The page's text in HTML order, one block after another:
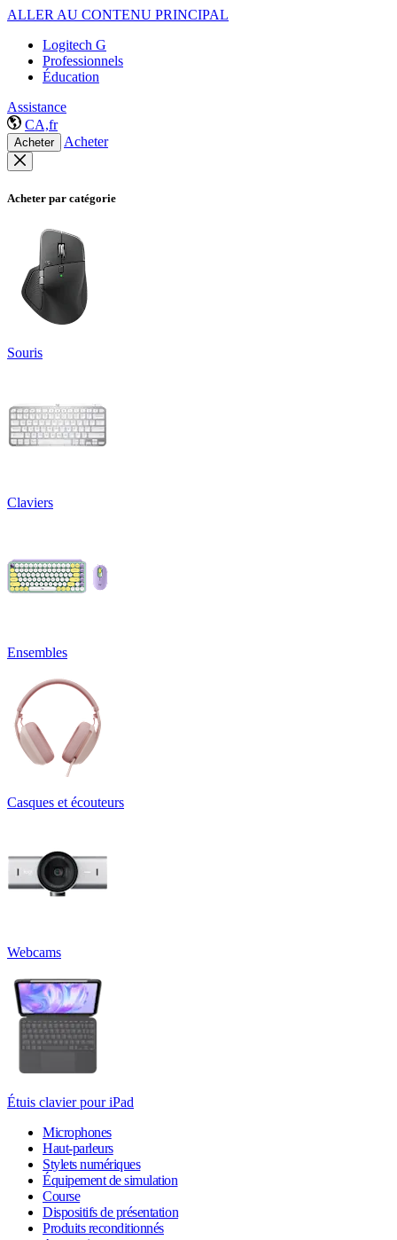
ALLER AU CONTENU PRINCIPAL
Logitech G
Professionnels
Éducation
Assistance
CA,fr
Acheter Acheter
Acheter par catégorie
Souris
Claviers
Ensembles
Casques et écouteurs
Webcams
Étuis clavier pour iPad
Microphones
Haut-parleurs
Stylets numériques
Équipement de simulation
Course
Dispositifs de présentation
Produits reconditionnés